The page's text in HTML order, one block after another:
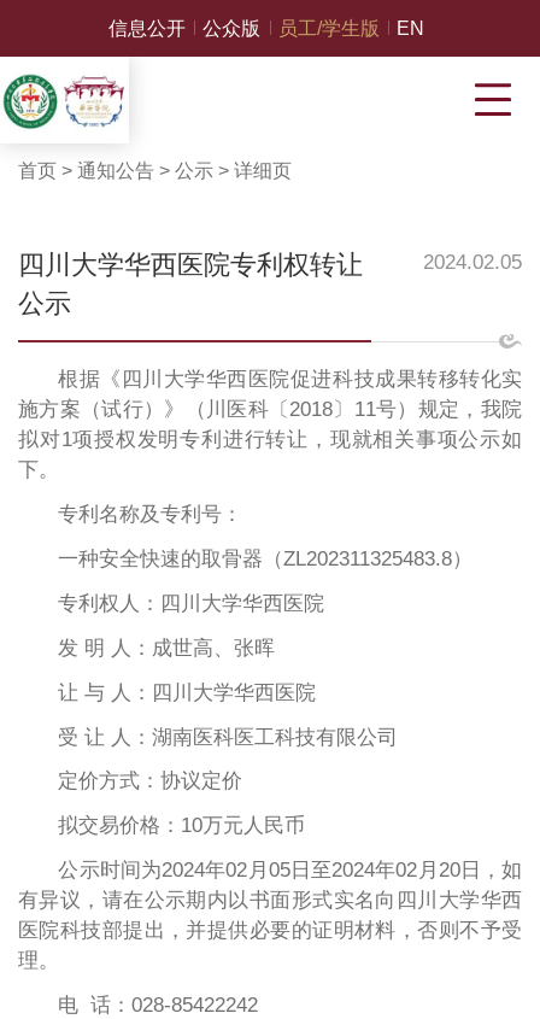
信息公开 公众版 员工/学生版 EN
首页 > 通知公告> 公示> 详细页
四川大学华西医院专利权转让
公示
2024.02.05
根据《四川大学华西医院促进科技成果转移转化实
施方案（试行）》（川医科〔2018〕11号）规定，我院
拟对1项授权发明专利进行转让，现就相关事项公示如
下。
专利名称及专利号：
一种安全快速的取骨器（ZL202311325483.8）
专利权人：四川大学华西医院
发 明 人：成世高、张晖
让 与 人：四川大学华西医院
受 让 人：湖南医科医工科技有限公司
定价方式：协议定价
拟交易价格：10万元人民币
公示时间为2024年02月05日至2024年02月20日，如
有异议，请在公示期内以书面形式实名向四川大学华西
医院科技部提出，并提供必要的证明材料，否则不予受
理。
电 话：028-85422242